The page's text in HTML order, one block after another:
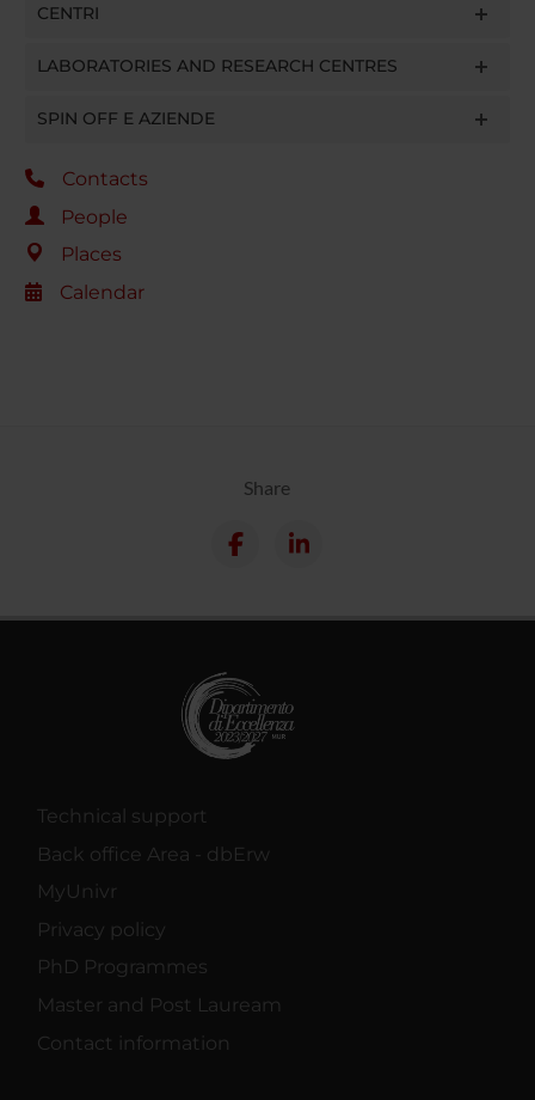
CENTRI
LABORATORIES AND RESEARCH CENTRES
SPIN OFF E AZIENDE
Contacts
People
Places
Calendar
Share
Technical support
Back office Area - dbErw
MyUnivr
Privacy policy
PhD Programmes
Master and Post Lauream
Contact information